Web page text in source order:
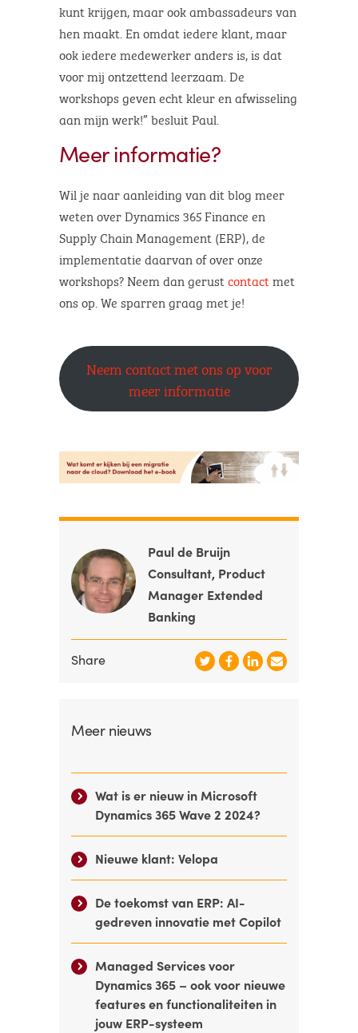
kunt krijgen, maar ook ambassadeurs van
hen maakt. En omdat iedere klant, maar
ook iedere medewerker anders is, is dat
voor mij ontzettend leerzaam. De
workshops geven echt kleur en afwisseling
aan mijn werk!” besluit Paul.
Meer informatie?
Wil je naar aanleiding van dit blog meer
weten over Dynamics 365 Finance en
Supply Chain Management (ERP), de
implementatie daarvan of over onze
workshops? Neem dan gerust contact met
ons op. We sparren graag met je!
Neem contact met ons op voor
meer informatie
Paul de Bruijn
Consultant, Product
Manager Extended
Banking
Share
Meer nieuws
Wat is er nieuw in Microsoft
Dynamics 365 Wave 2 2024?
Nieuwe klant: Velopa
De toekomst van ERP: AI-
gedreven innovatie met Copilot
Managed Services voor
Dynamics 365 – ook voor nieuwe
features en functionaliteiten in
jouw ERP-systeem